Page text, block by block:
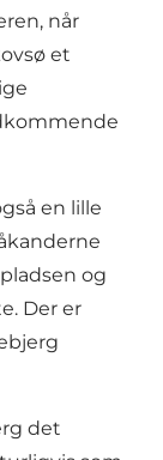
når
et
en lille
og
Der er
det